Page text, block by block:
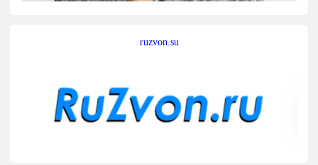
ruzvon.su